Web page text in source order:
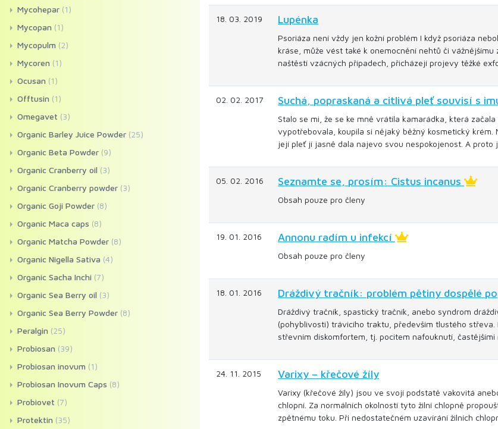
18. 03. 2019 Lupénka
Psoriáza není vždy jen kožní problém I když psoriáza
kráse, může vést také k onemocnění nehtů či
naštěstí vzácných případech, přicházejí projevy těžké
02. 02. 2017 Suchá, popraskaná a citlivá pleť souvisí s
Stalo se mi, že se ke mně vrátila kamarádka, která
vypotřebovala, koupila si nějaký běžný kosmetický krém.
její pleť jí jasně dala najevo svou nespokojenost. A proto
05. 02. 2016 Seznamte se, prosím: Cistus incanus
Obsah pouze pro členy
19. 01. 2016 Annonu radím u infekcí
Obsah pouze pro členy
18. 01. 2016 Dráždivý tračník: problém pětiny dospělé
Dráždivý tračník, spastický tračník, anebo syndrom
(pohyblivosti) trávicího traktu, především tlustého
střevním diskomfortem, tj. pocitem nafouknutí, častějšími
24. 11. 2015 Varixy – křečové žíly
Varixy (křečové žíly) jsou ve svojí podstatě vakovitá
chlopní. Za normálních okolností tyto žilní chlopně
zpětnému toku. Při nedostatečném uzavírání žilních
Mycohepar (1)
Mycopan (1)
Mycopulm (2)
Mycoren (1)
Ocusan (1)
Offtusin (1)
Omegavet (3)
Organic Barley Juice Powder (25)
Organic Beta Powder (9)
Organic Cranberry oil (3)
Organic Cranberry powder (3)
Organic Goji Powder (8)
Organic Maca caps (8)
Organic Matcha Powder (8)
Organic Nigella Sativa (4)
Organic Sacha Inchi (7)
Organic Sea Berry oil (3)
Organic Sea Berry Powder (8)
Peralgin (25)
Probiosan (39)
Probiosan inovum (1)
Probiosan Inovum Caps (8)
Probiovet (7)
Protektin (35)